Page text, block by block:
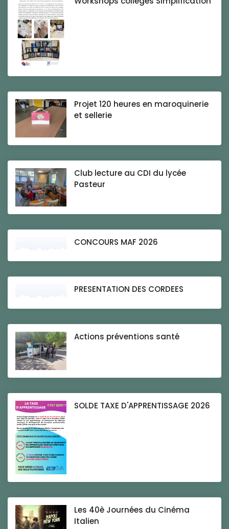
Projet 120 heures en maroquinerie
et sellerie
Club lecture au CDI du lycée
Pasteur
CONCOURS MAF 2026
PRESENTATION DES CORDEES
Actions préventions santé
SOLDE TAXE D'APPRENTISSAGE 2026
Les 40è Journées du Cinéma
Italien